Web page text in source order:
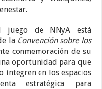
juego de NNyA está
la Convención sobre los
conmemoración de su
oportunidad para que
integren en los espacios
estratégica para